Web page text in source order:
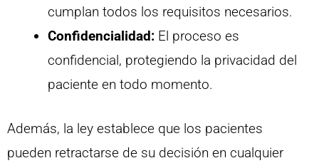
cumplan todos los requisitos necesarios.
Confidencialidad: El proceso es
confidencial, protegiendo la privacidad del
paciente en todo momento.
Además, la ley establece que los pacientes
pueden retractarse de su decisión en cualquier